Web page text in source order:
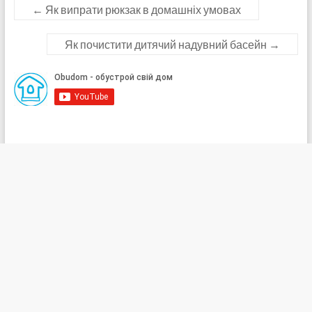
← Як випрати рюкзак в домашніх умовах
Як почистити дитячий надувний басейн →